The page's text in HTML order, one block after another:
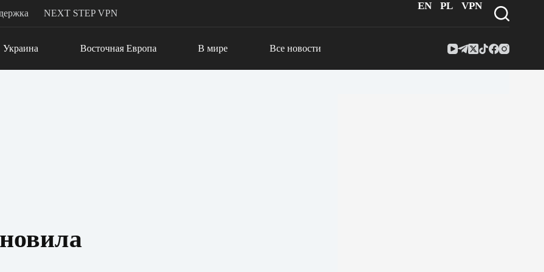
NEXT STEP VPN
EN PL VPN
Украина Восточная Европа В мире Все новости